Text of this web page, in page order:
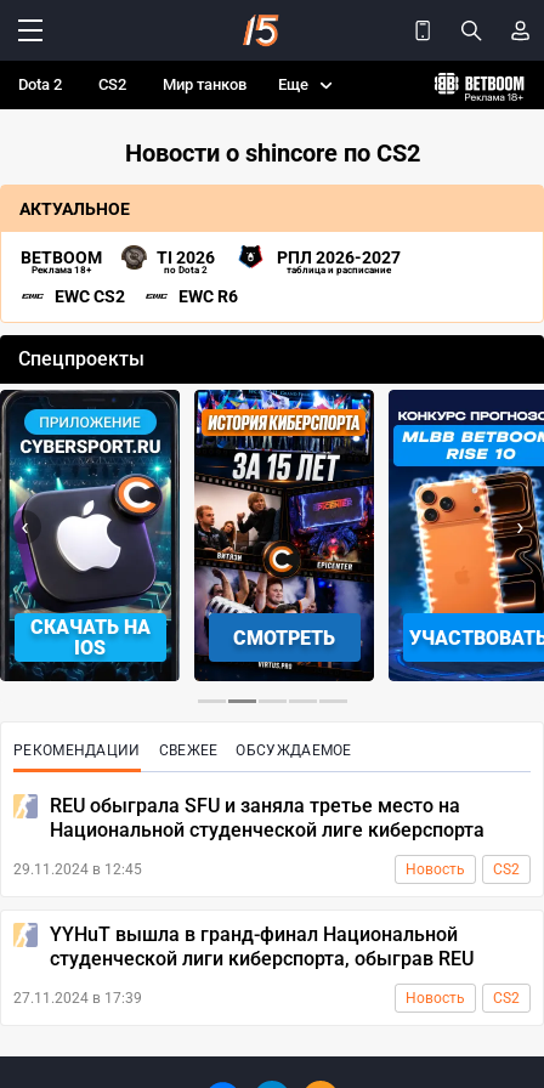
Dota 2 CS2 Мир танков Еще
Новости о shincore по CS2
АКТУАЛЬНОЕ
BETBOOM
Реклама 18+
TI 2026
по Dota 2
РПЛ 2026-2027
таблица и расписание
EWC CS2 EWC R6
Спецпроекты
СКАЧАТЬ НА
IOS
СМОТРЕТЬ
‹ ›
РЕКОМЕНДАЦИИ СВЕЖЕЕ ОБСУЖДАЕМОЕ
REU обыграла SFU и заняла третье место на
Национальной студенческой лиге киберспорта
29.11.2024 в 12:45 Новость CS2
YYHuT вышла в гранд-финал Национальной
студенческой лиги киберспорта, обыграв REU
27.11.2024 в 17:39 Новость CS2